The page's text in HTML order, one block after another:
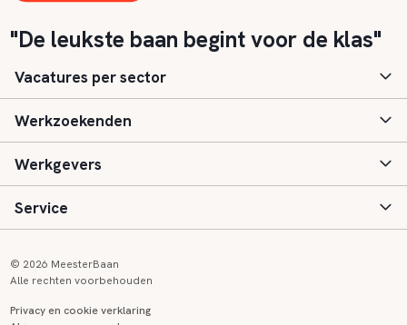
"De leukste baan begint voor de klas"
Vacatures per sector
Basisonderwijs
Speciaal (basis) onderwijs
Voortgezet onderwijs
Werkzoekenden
Aanmelden
Vacatures
Werkgevers
Inloggen
Service
© 2026 MeesterBaan
Alle rechten voorbehouden
Privacy en cookie verklaring